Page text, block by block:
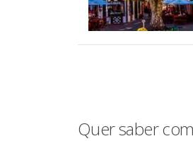
Quer saber